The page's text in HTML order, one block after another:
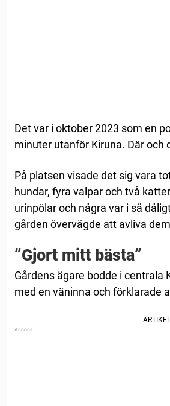
Det var i oktober 2023 som en
minuter utanför Kiruna. Där och
På platsen visade det sig vara
hundar, fyra valpar och två
urinpölar och några var i så
gården övervägde att avliva
”Gjort mitt bästa”
Gårdens ägare bodde i
med en väninna och förklarade